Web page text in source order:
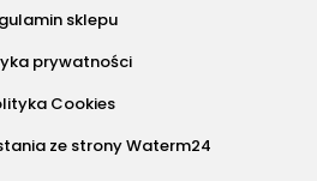
sklepu
prywatności
Cookies
ze strony Waterm24